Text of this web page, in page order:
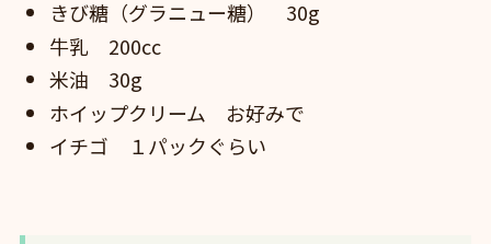
きび糖（グラニュー糖） 30g
牛乳 200cc
米油 30g
ホイップクリーム お好みで
イチゴ １パックぐらい